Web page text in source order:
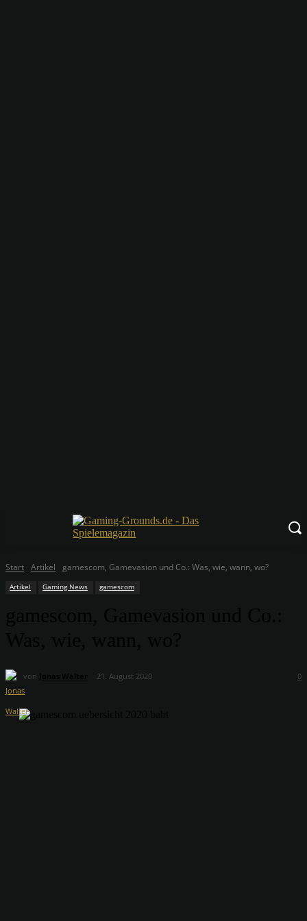
Start Artikel gamescom, Gamevasion und Co.: Was, wie, wann, wo?
Artikel Gaming News gamescom
von 21. August 2020 0